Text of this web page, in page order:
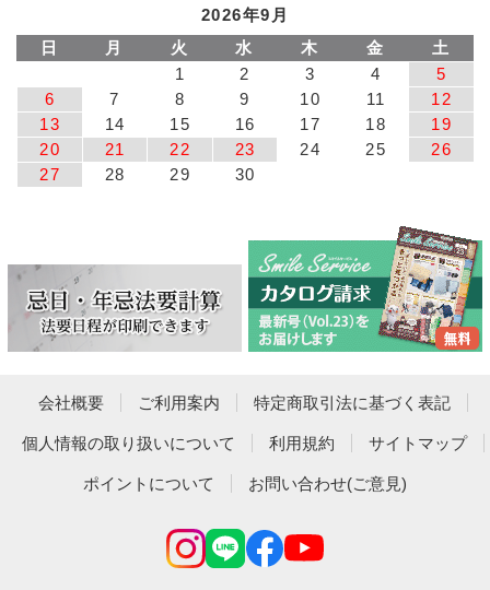
2026年9月
日
月 火 水 木 金
土
1
2 3 4
5
6
7 8 9 10 11
12
13
14 15 16 17 18
19
20
21 22 23 24 25
26
27
28 29 30
会社概要 ご利用案内 特定商取引法に基づく表記
個人情報の取り扱いについて 利用規約 サイトマップ
ポイントについて お問い合わせ(ご意見)